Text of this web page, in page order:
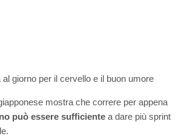
giorno per il cervello e il buon umore
mostra che correre per appena
può essere sufficiente a dare più sprint